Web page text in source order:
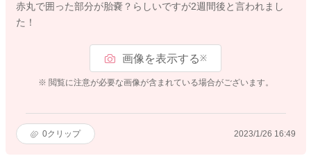
赤丸で囲った部分が胎嚢？らしいですが2週間後と言われまし
た！
画像を表示する※
※ 閲覧に注意が必要な画像が含まれている場合がございます。
0クリップ 2023/1/26 16:49